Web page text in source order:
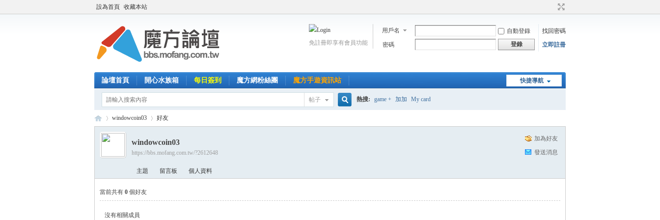
設為首頁 收藏本站
用戶名 自動登錄
找回密碼
密碼
登錄 立即註冊
免註冊即享有會員功能
快捷導航
論壇首頁 開心水族箱 每日簽到 魔方網粉絲團 魔方手遊資訊站
帖子 熱搜: game + 加加 My card
›
windowcoin03 好友
加為好友
發送消息
windowcoin03
https://bbs.mofang.com.tw/?2612648
主題 留言板 個人資料
當前共有 0 個好友
沒有相關成員